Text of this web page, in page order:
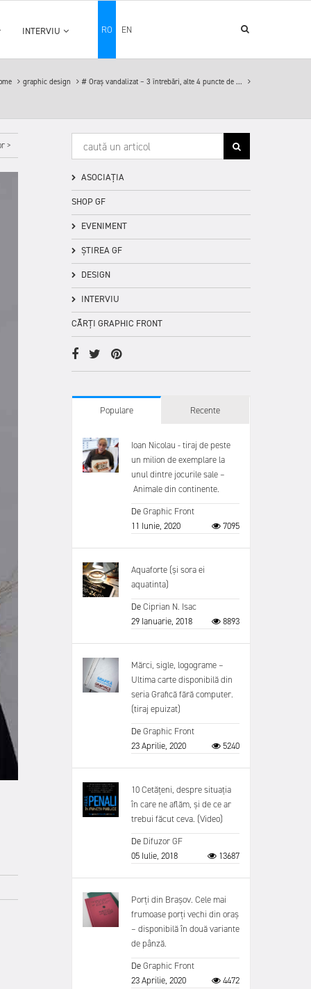
INTERVIU RO EN
graphic design # Oraș vandalizat – 3 întrebări, alte 4 puncte de ...
>
ASOCIAȚIA
SHOP GF
EVENIMENT
ȘTIREA GF
DESIGN
INTERVIU
CĂRȚI GRAPHIC FRONT
Populare Recente
Ioan Nicolau - tiraj de peste
un milion de exemplare la
unul dintre jocurile sale –
Animale din continente.
DeGraphic Front
11 Iunie, 2020
7095
Aquaforte (și sora ei
aquatinta)
DeCiprian N. Isac
29 Ianuarie, 2018
8893
Mărci, sigle, logograme –
Ultima carte disponibilă din
seria Grafică fără computer.
(tiraj epuizat)
DeGraphic Front
23 Aprilie, 2020
5240
10 Cetățeni, despre situația
în care ne aflăm, și de ce ar
trebui făcut ceva. (Video)
De Difuzor GF
05 Iulie, 2018
13687
Porți din Brașov. Cele mai
frumoase porți vechi din oraș
– disponibilă în două variante
de pânză.
DeGraphic Front
23 Aprilie, 2020
4472